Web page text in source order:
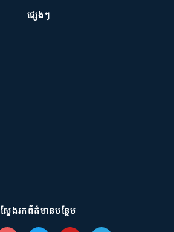
ផ្សេងៗ
ស្វែងរកព័ត៌មានបន្ថែម